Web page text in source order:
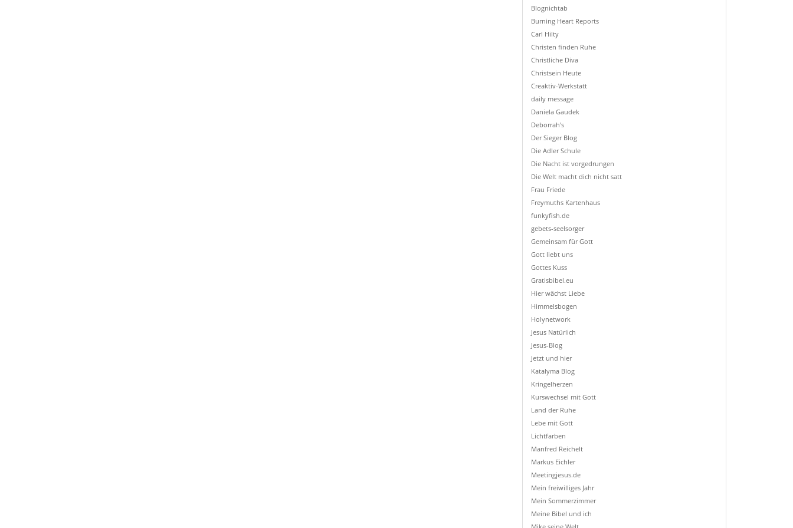
Blognichtab
Burning Heart Reports
Carl Hilty
Christen finden Ruhe
Christliche Diva
Christsein Heute
Creaktiv-Werkstatt
daily message
Daniela Gaudek
Deborrah's
Der Sieger Blog
Die Adler Schule
Die Nacht ist vorgedrungen
Die Welt macht dich nicht satt
Frau Friede
Freymuths Kartenhaus
funkyfish.de
gebets-seelsorger
Gemeinsam für Gott
Gott liebt uns
Gottes Kuss
Gratisbibel.eu
Hier wächst Liebe
Himmelsbogen
Holynetwork
Jesus Natürlich
Jesus-Blog
Jetzt und hier
Katalyma Blog
Kringelherzen
Kurswechsel mit Gott
Land der Ruhe
Lebe mit Gott
Lichtfarben
Manfred Reichelt
Markus Eichler
Meetingjesus.de
Mein freiwilliges Jahr
Mein Sommerzimmer
Meine Bibel und ich